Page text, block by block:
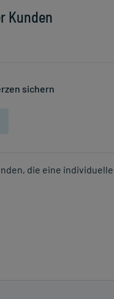
Kunden
sichern
die eine